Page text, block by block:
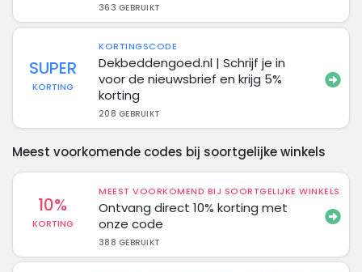
363 GEBRUIKT
SUPER
KORTING
KORTINGSCODE
Dekbeddengoed.nl | Schrijf je in
voor de nieuwsbrief en krijg 5%
korting
208 GEBRUIKT
Meest voorkomende codes bij soortgelijke winkels
10%
KORTING
MEEST VOORKOMEND BIJ SOORTGELIJKE WINKELS
Ontvang direct 10% korting met
onze code
388 GEBRUIKT